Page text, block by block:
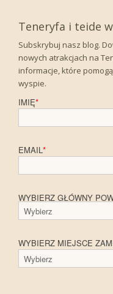
Teneryfa i teide
Subskrybuj nasz blog.
nowych atrakcjach na
informacje, które
wyspie.
IMIĘ*
EMAIL*
WYBIERZ GŁÓWNY
WYBIERZ MIEJSCE